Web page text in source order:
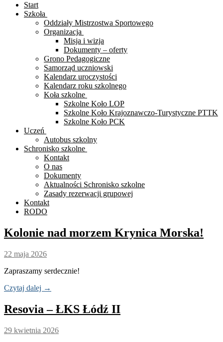
Start
Szkoła
Oddziały Mistrzostwa Sportowego
Organizacja
Misja i wizja
Dokumenty – oferty
Grono Pedagogiczne
Samorząd uczniowski
Kalendarz uroczystości
Kalendarz roku szkolnego
Koła szkolne
Szkolne Koło LOP
Szkolne Koło Krajoznawczo-Turystyczne PTTK
Szkolne Koło PCK
Uczeń
Autobus szkolny
Schronisko szkolne
Kontakt
O nas
Dokumenty
Aktualności Schronisko szkolne
Zasady rezerwacji grupowej
Kontakt
RODO
Kolonie nad morzem Krynica Morska!
22 maja 2026
Zapraszamy serdecznie!
Czytaj dalej →
Resovia – ŁKS Łódź II
29 kwietnia 2026